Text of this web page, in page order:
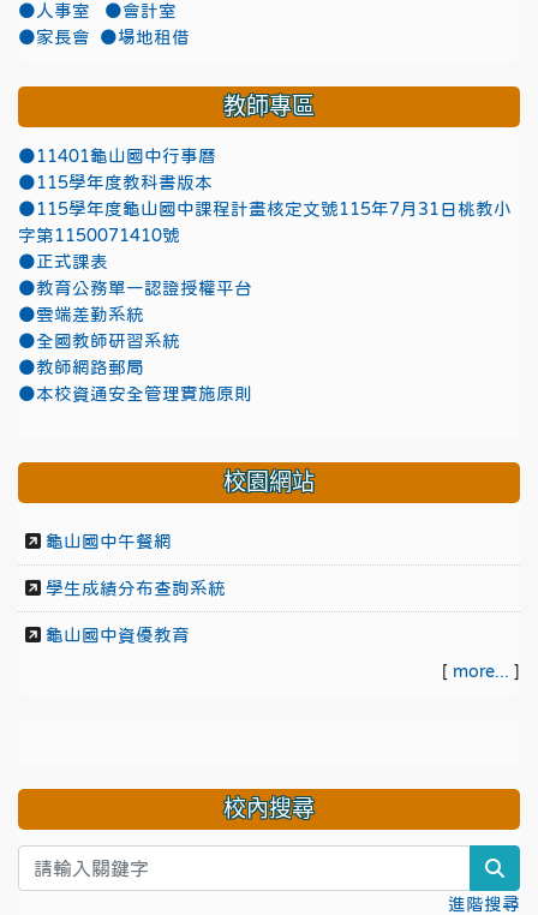
●人事室
●會計室
●家長會
●場地租借
教師專區
●11401龜山國中行事曆
●115學年度教科書版本
●115學年度龜山國中課程計畫核定文號115年7月31日桃教小
字第1150071410號
●正式課表
●教育公務單一認證授權平台
●雲端差勤系統
●全國教師研習系統
●教師網路郵局
●本校資通安全管理實施原則
校園網站
龜山國中午餐網
學生成績分布查詢系統
龜山國中資優教育
[ more... ]
校內搜尋
進階搜尋